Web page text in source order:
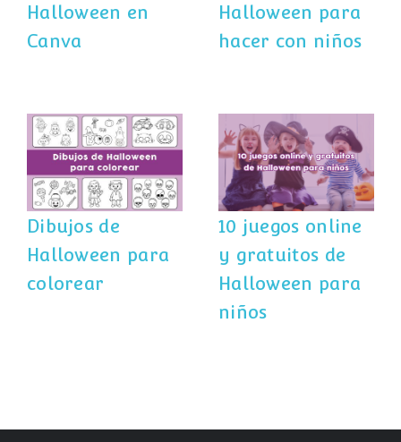
Halloween en
Canva
Halloween para
hacer con niños
Dibujos de
Halloween para
colorear
Dibujos de
Halloween para
colorear
10 juegos online
y gratuitos de
Halloween para
niños
10 juegos online
y gratuitos de
Halloween para
niños